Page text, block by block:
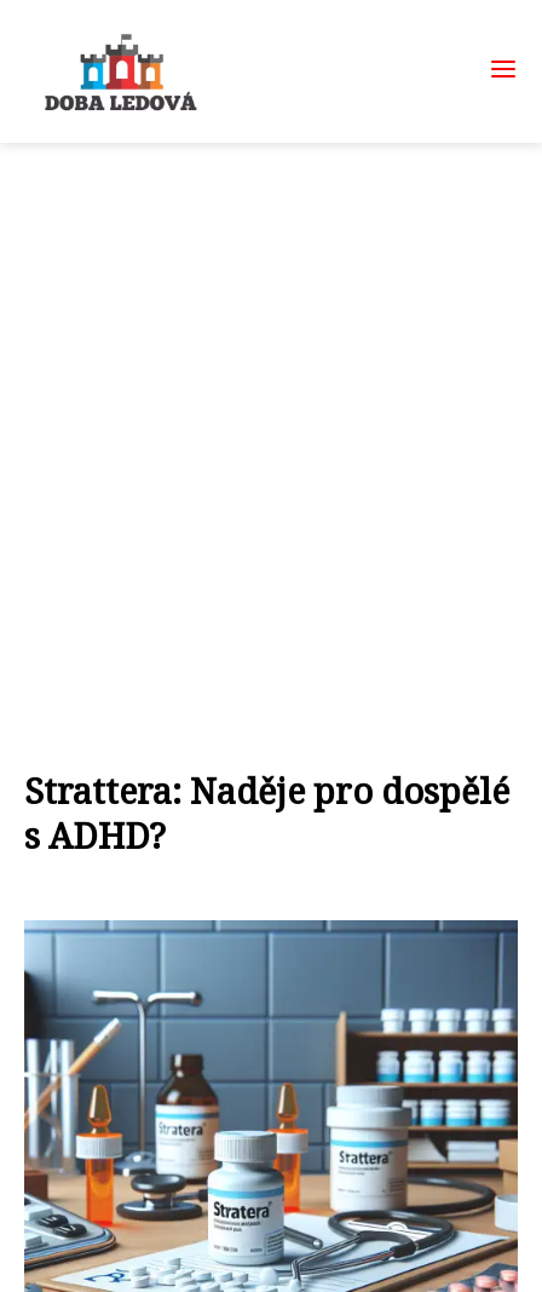
Strattera: Naděje pro dospělé
s ADHD?